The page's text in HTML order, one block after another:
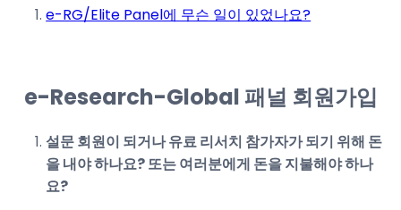
e-RG/Elite Panel에 무슨 일이 있었나요?
e-Research-Global 패널 회원가입
설문 회원이 되거나 유료 리서치 참가자가 되기 위해 돈
을 내야 하나요? 또는 여러분에게 돈을 지불해야 하나
요?